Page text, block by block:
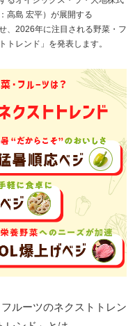
高島 宏平）が展開する
、2026年に注目される野菜・フ
トレンド」を発表します。
ルーツのネクストトレン